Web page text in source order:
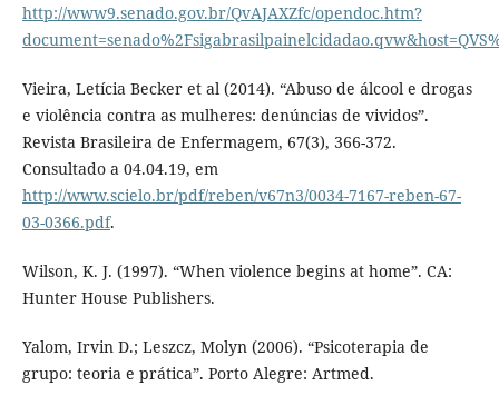
http://www9.senado.gov.br/QvAJAXZfc/opendoc.htm?
Vieira, Letícia Becker et al (2014). “Abuso de álcool e drogas
e violência contra as mulheres: denúncias de vividos”.
Revista Brasileira de Enfermagem, 67(3), 366-372.
Consultado a 04.04.19, em
http://www.scielo.br/pdf/reben/v67n3/0034-7167-reben-67-
03-0366.pdf.
Wilson, K. J. (1997). “When violence begins at home”. CA:
Hunter House Publishers.
Yalom, Irvin D.; Leszcz, Molyn (2006). “Psicoterapia de
grupo: teoria e prática”. Porto Alegre: Artmed.